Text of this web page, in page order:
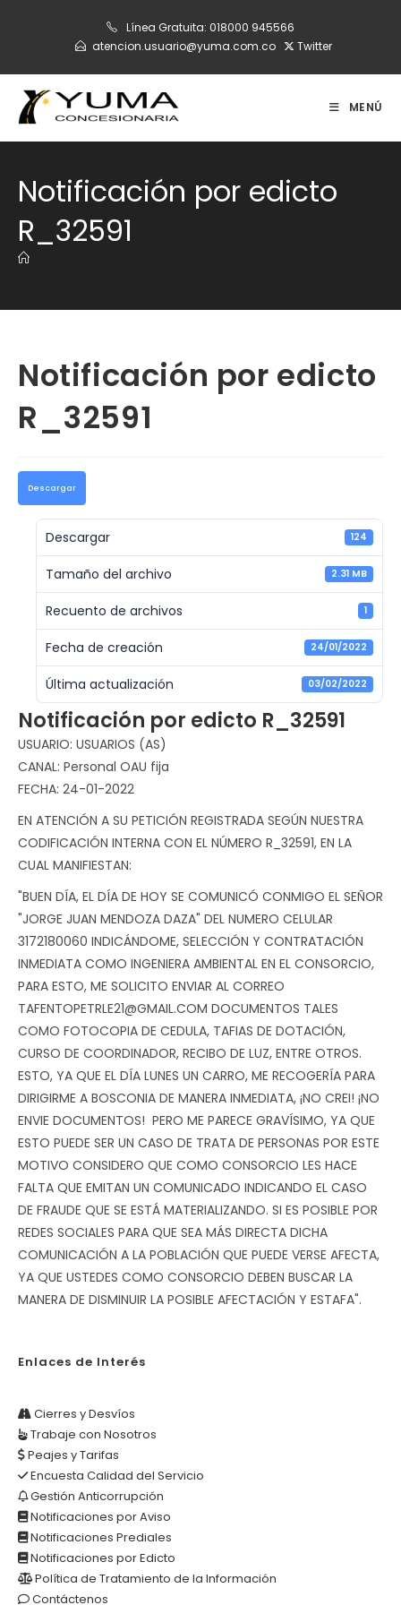
Línea Gratuita: 018000 945566
atencion.usuario@yuma.com.co
Twitter
MENÚ
Notificación por edicto
R_32591
Notificación por edicto
R_32591
Descargar
Descargar 124
Tamaño del archivo 2.31 MB
Recuento de archivos 1
Fecha de creación 24/01/2022
Última actualización 03/02/2022
Notificación por edicto R_32591
USUARIO: USUARIOS (AS)
CANAL: Personal OAU fija
FECHA: 24-01-2022
EN ATENCIÓN A SU PETICIÓN REGISTRADA SEGÚN NUESTRA
CODIFICACIÓN INTERNA CON EL NÚMERO R_32591, EN LA
CUAL MANIFIESTAN:
"BUEN DÍA, EL DÍA DE HOY SE COMUNICÓ CONMIGO EL SEÑOR
"JORGE JUAN MENDOZA DAZA" DEL NUMERO CELULAR
3172180060 INDICÁNDOME, SELECCIÓN Y CONTRATACIÓN
INMEDIATA COMO INGENIERA AMBIENTAL EN EL CONSORCIO,
PARA ESTO, ME SOLICITO ENVIAR AL CORREO
TAFENTOPETRLE21@GMAIL.COM DOCUMENTOS TALES
COMO FOTOCOPIA DE CEDULA, TAFIAS DE DOTACIÓN,
CURSO DE COORDINADOR, RECIBO DE LUZ, ENTRE OTROS.
ESTO, YA QUE EL DÍA LUNES UN CARRO, ME RECOGERÍA PARA
DIRIGIRME A BOSCONIA DE MANERA INMEDIATA, ¡NO CREI! ¡NO
ENVIE DOCUMENTOS! PERO ME PARECE GRAVÍSIMO, YA QUE
ESTO PUEDE SER UN CASO DE TRATA DE PERSONAS POR ESTE
MOTIVO CONSIDERO QUE COMO CONSORCIO LES HACE
FALTA QUE EMITAN UN COMUNICADO INDICANDO EL CASO
DE FRAUDE QUE SE ESTÁ MATERIALIZANDO. SI ES POSIBLE POR
REDES SOCIALES PARA QUE SEA MÁS DIRECTA DICHA
COMUNICACIÓN A LA POBLACIÓN QUE PUEDE VERSE AFECTA,
YA QUE USTEDES COMO CONSORCIO DEBEN BUSCAR LA
MANERA DE DISMINUIR LA POSIBLE AFECTACIÓN Y ESTAFA".
Enlaces de Interés
Cierres y Desvíos
Trabaje con Nosotros
Peajes y Tarifas
Encuesta Calidad del Servicio
Gestión Anticorrupción
Notificaciones por Aviso
Notificaciones Prediales
Notificaciones por Edicto
Política de Tratamiento de la Información
Contáctenos